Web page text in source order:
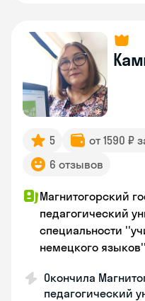
5 от 1590 ₽
6 отзывов
Магнитогорский
педагогический
специальности
немецкого языков''
Окончила
педагогический